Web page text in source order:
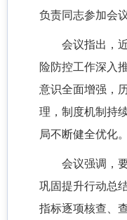
负责同志参加会议
会议指出，
险防控工作深入
意识全面增强，
理，制度机制持
局不断健全优化。
会议强调，
巩固提升行动总
指标逐项核查、